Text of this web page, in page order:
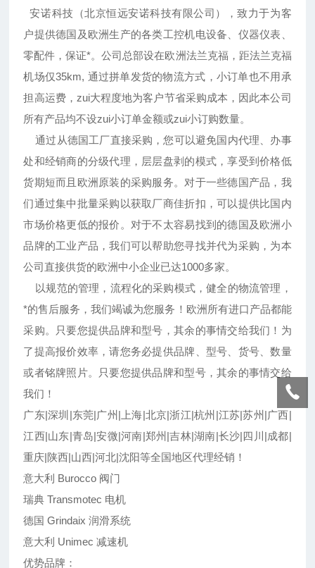
安诺科技（北京恒远安诺科技有限公司），致力于为客
户提供德国及欧洲生产的各类工控机电设备、仪器仪表、
零配件，保证*。公司总部设在欧洲法兰克福，距法兰克福
机场仅35km, 通过拼单发货的物流方式，小订单也不用承
担高运费，zui大程度地为客户节省采购成本，因此本公司
所有产品均不设zui小订单金额或zui小订购数量。
通过从德国工厂直接采购，您可以避免国内代理、办事
处和经销商的分级代理，层层盘剥的模式，享受到价格低
货期短而且欧洲原装的采购服务。对于一些德国产品，我
们通过集中批量采购以获取厂商佳折扣，可以提供比国内
市场价格更低的报价。对于不太容易找到的德国及欧洲小
品牌的工业产品，我们可以帮助您寻找并代为采购，为本
公司直接供货的欧洲中小企业已达1000多家。
以规范的管理，流程化的采购模式，健全的物流管理，
*的售后服务，我们竭诚为您服务！欧洲所有进口产品都能
采购。只要您提供品牌和型号，其余的事情交给我们！为
了提高报价效率，请您务必提供品牌、型号、货号、数量
或者铭牌照片。只要您提供品牌和型号，其余的事情交给
我们！
广东|深圳|东莞|广州|上海|北京|浙江|杭州|江苏|苏州|广西|
江西|山东|青岛|安微|河南|郑州|吉林|湖南|长沙|四川|成都|
重庆|陕西|山西|河北|沈阳等全国地区代理经销！
意大利 Burocco 阀门
瑞典 Transmotec 电机
德国 Grindaix 润滑系统
意大利 Unimec 减速机
优势品牌：